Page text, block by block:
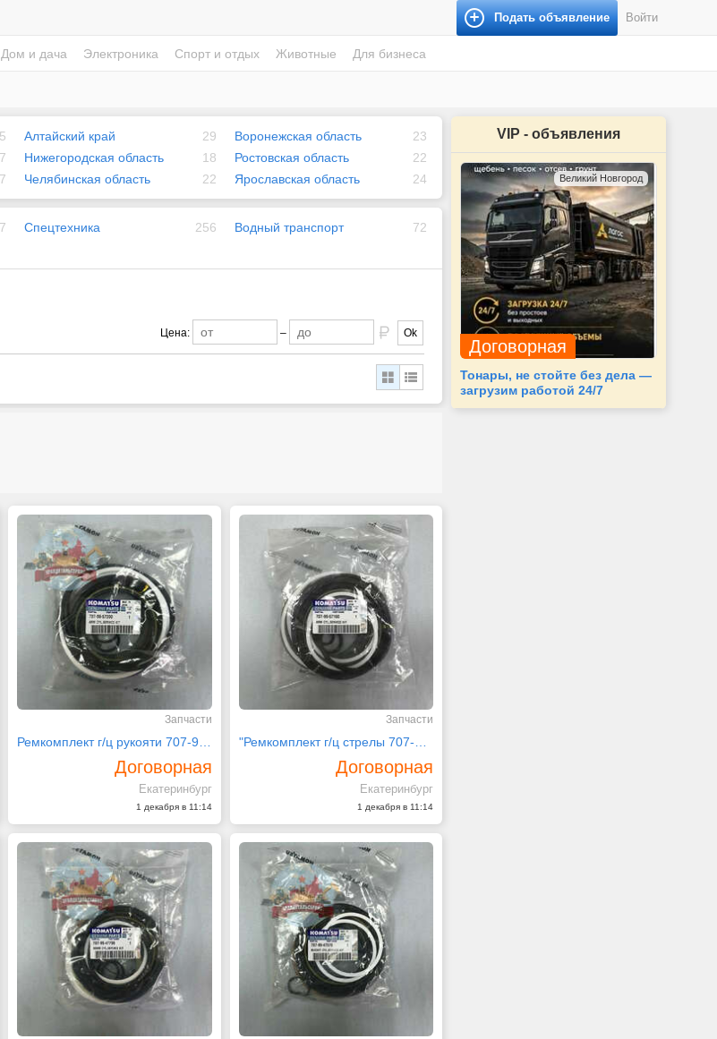
Подать объявление Войти
Дом и дача Электроника Спорт и отдых Животные Для бизнеса
VIP - объявления
Великий Новгород
Договорная
Тонары, не стойте без дела —
загрузим работой 24/7
Алтайский край 29 Воронежская область
23
Нижегородская область 18 Ростовская область
22
Челябинская область 22 Ярославская область 24
Спецтехника 256 Водный транспорт
72
Цена: – Ok
Запчасти
Договорная
Екатеринбург
1 декабря в 11:14
Запчасти
Договорная
Екатеринбург
1 декабря в 11:14